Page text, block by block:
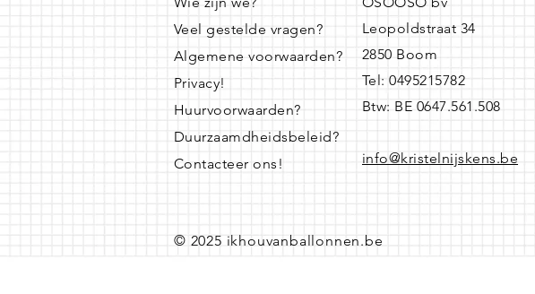
Veel gestelde vragen?
Algemene voorwaarden?
Privacy!
Huurvoorwaarden?
Duurzaamdheidsbeleid?
Contacteer ons!
Leopoldstraat 34
2850 Boom
Tel: 0495215782
Btw: BE 0647.561.508
info@kristelnijskens.be
© 2025 ikhouvanballonnen.be